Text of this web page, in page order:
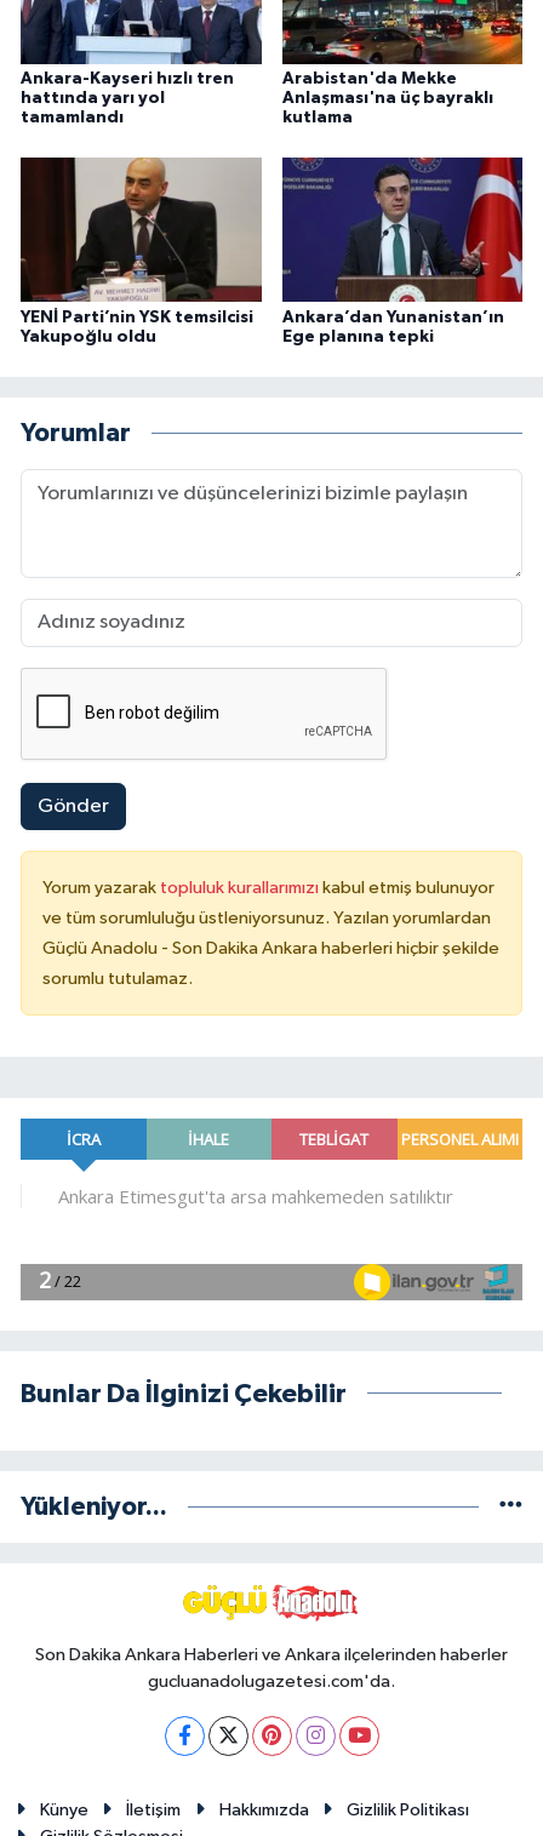
Ankara-Kayseri hızlı tren
hattında yarı yol
tamamlandı
Arabistan'da Mekke
Anlaşması'na üç bayraklı
kutlama
YENİ Parti’nin YSK temsilcisi
Yakupoğlu oldu
Ankara’dan Yunanistan’ın
Ege planına tepki
Yorumlar
Gönder
Yorum yazarak topluluk kurallarımızı kabul etmiş bulunuyor
ve tüm sorumluluğu üstleniyorsunuz. Yazılan yorumlardan
Güçlü Anadolu - Son Dakika Ankara haberleri hiçbir şekilde
sorumlu tutulamaz.
Bunlar Da İlginizi Çekebilir
Yükleniyor...
Son Dakika Ankara Haberleri ve Ankara ilçelerinden haberler
gucluanadolugazetesi.com'da.
Künye İletişim Hakkımızda
Gizlilik Politikası